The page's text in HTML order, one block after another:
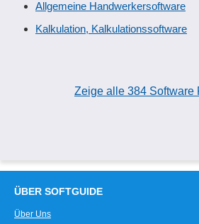
Allgemeine Handwerkersoftware
Kalkulation, Kalkulationssoftware
Zeige alle 384 Software
ÜBER SOFTGUIDE
Über Uns